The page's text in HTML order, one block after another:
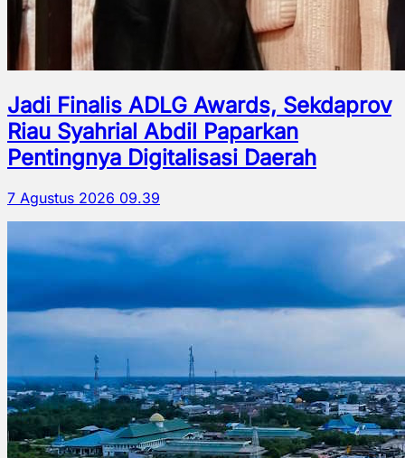
Jadi Finalis ADLG Awards, Sekdaprov
Riau Syahrial Abdil Paparkan
Pentingnya Digitalisasi Daerah
7 Agustus 2026 09.39